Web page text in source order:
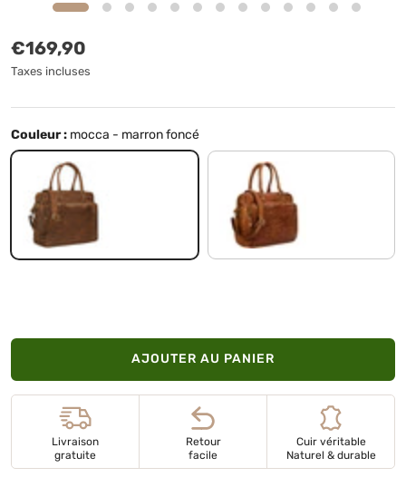
Prix habituel
€169,90
Taxes incluses
Couleur : mocca - marron foncé
mocca - marron foncé ocre - marron
AJOUTER AU PANIER
Livraison
gratuite
Retour
facile
Cuir véritable
Naturel & durable